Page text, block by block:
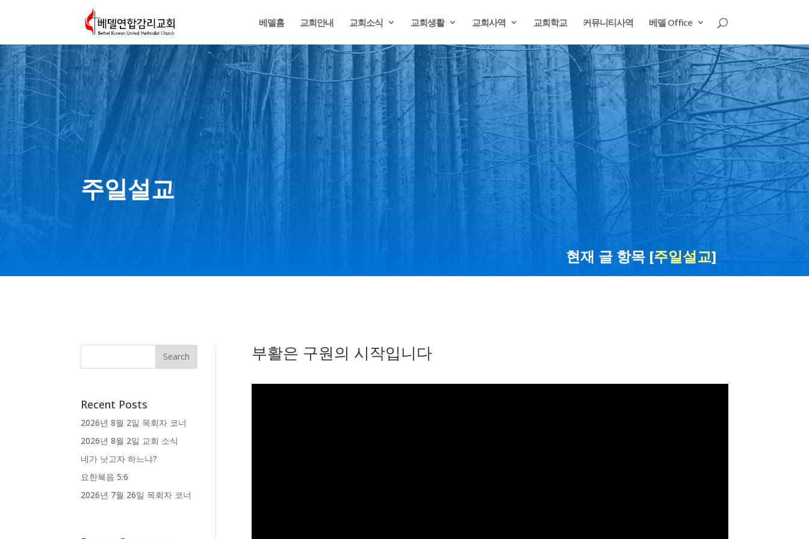
베델홈 교회안내 교회소식 교회생활 교회사역 교회학교 커뮤니티사역 베델 Office
주일설교
현재 글 항목 [주일설교]
Recent Posts
2026년 8월 2일 목회자 코너
2026년 8월 2일 교회 소식
네가 낫고자 하느냐?
요한복음 5:6
2026년 7월 26일 목회자 코너
부활은 구원의 시작입니다